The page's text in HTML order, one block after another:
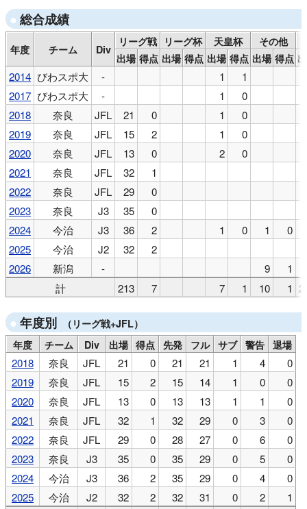
奈良クラブ
総合成績
年度 チーム Div
リーグ戦 リーグ杯 天皇杯
その他
出場 得点 出場 得点 出場 得点 出場 得点
2014 びわスポ大 - 1
1
2017 びわスポ大 - 1
0
2018
奈良 JFL 21 0 1 0
2019
奈良 JFL 15 2 1 0
2020
奈良 JFL 13 0 2 0
2021
奈良 JFL 32 1
2022
奈良 JFL 29 0
2023
奈良 J3 35 0
2024
今治 J3 36 2 1 0 1 0
2025
今治 J2 32 2
2026
新潟 - 9
1
計
213 7 7 1 10 1
年度別
（リーグ戦+JFL）
年度
チーム Div 出場 得点 先発 フル サブ 警告 退場
2018 奈良 JFL 21 0 21 21 1 4
0
2019
奈良 JFL 15 2 15 14 1 0
0
2020
奈良 JFL 13 0 13 13 1 1
0
2021
奈良 JFL 32 1 32 29 0 3
0
2022
奈良 JFL 29 0 28 27 0 6
0
2023
奈良 J3 35 0 35 29 0 5
0
2024
今治 J3 36 2 35 29 0 4
0
2025
今治 J2 32 2 32 31 0 2
1